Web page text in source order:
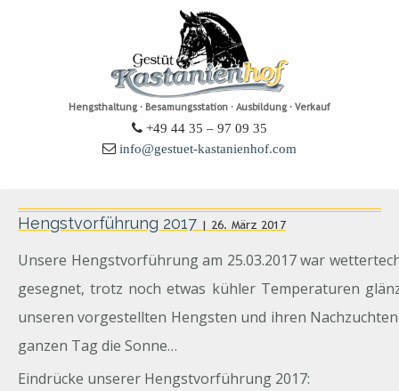
Hengsthaltung · Besamungsstation · Ausbildung · Verkauf
+49 44 35 – 97 09 35
info@gestuet-kastanienhof.com
Hengstvorführung 2017 | 26. März 2017
Unsere Hengstvorführung am 25.03.2017 war
gesegnet, trotz noch etwas kühler Temperaturen
unseren vorgestellten Hengsten und ihren
ganzen Tag die Sonne…
Eindrücke unserer Hengstvorführung 2017: